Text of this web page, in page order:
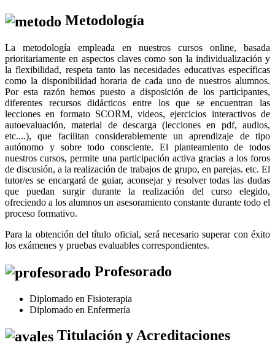
Metodología
La metodología empleada en nuestros cursos online, basada
prioritariamente en aspectos claves como son la individualización y
la flexibilidad, respeta tanto las necesidades educativas específicas
como la disponibilidad horaria de cada uno de nuestros alumnos.
Por esta razón hemos puesto a disposición de los participantes,
diferentes recursos didácticos entre los que se encuentran las
lecciones en formato SCORM, videos, ejercicios interactivos de
autoevaluación, material de descarga (lecciones en pdf, audios,
etc....), que facilitan considerablemente un aprendizaje de tipo
autónomo y sobre todo consciente. El planteamiento de todos
nuestros cursos, permite una participación activa gracias a los foros
de discusión, a la realización de trabajos de grupo, en parejas. etc. El
tutor/es se encargará de guiar, aconsejar y resolver todas las dudas
que puedan surgir durante la realización del curso elegido,
ofreciendo a los alumnos un asesoramiento constante durante todo el
proceso formativo.
Para la obtención del título oficial, será necesario superar con éxito
los exámenes y pruebas evaluables correspondientes.
Profesorado
Diplomado en Fisioterapia
Diplomado en Enfermería
Titulación y Acreditaciones